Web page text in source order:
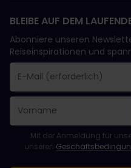
BLEIBE AUF DEM
Abonniere unseren
Reiseinspirationen und
Das Feld „E-Mail-
Diese E-Mail-Adresse ist
Beim Abonnieren des
Du hast diesen Newsletter
Bitte stimme den
Mit der Anmeldung für
unseren